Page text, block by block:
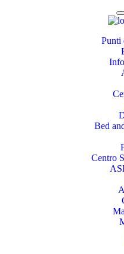
Punti
Bed
Centro